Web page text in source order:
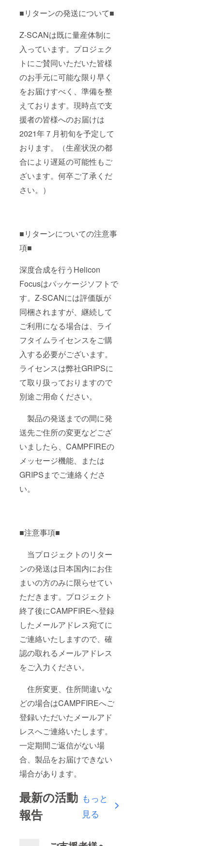
■リターンの発送について■
Z-SCANは既に量産体制に
入っています。プロジェク
トにご賛同いただいた皆様
のお手元に可能な限り早く
をお届けすべく、準備を整
えております。現時点で支
援者の皆様へのお届けは
2021年７月初旬を予定して
おります。（生産状況の都
合により遅延の可能性もご
ざいます。何卒ご了承くだ
さい。）
■リターンについての注意事
項■
深度合成を行うHelicon
Focusはパッケージソフトで
す。Z-SCANには評価版が
同梱されますが、継続して
ご利用になる場合は、ライ
フタイムライセンスをご購
入する必要がございます。
ライセンスは弊社GRIPSに
て取り扱っておりますので
別途ご用命ください。
製品の発送までの間に発
送先ご住所の変更などござ
いましたら、CAMPFIREの
メッセージ機能、または
GRIPSまでご連絡くださ
い。
■注意事項■
当プロジェクトのリター
ンの発送は日本国内にお住
まいの方のみに限らせてい
ただきます。プロジェクト
終了後にCAMPFIREへ登録
したメールアドレス宛てに
ご連絡いたしますので、確
認の取れるメールアドレス
をご入力ください。
住所変更、住所間違いな
どの場合はCAMPFIREへご
登録いただいたメールアド
レスへご連絡いたします。
一定期間ご返信がない場
合、製品をお届けできない
場合があります。
最新の活動
報告
もっと
見る